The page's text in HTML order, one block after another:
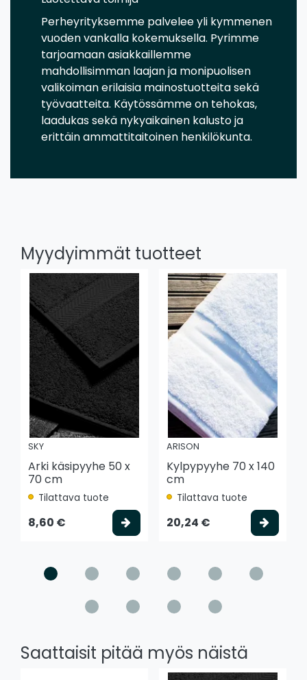
Perheyrityksemme palvelee yli kymmenen
vuoden vankalla kokemuksella. Pyrimme
tarjoamaan asiakkaillemme
mahdollisimman laajan ja monipuolisen
valikoiman erilaisia mainostuotteita sekä
työvaatteita. Käytössämme on tehokas,
laadukas sekä nykyaikainen kalusto ja
erittäin ammattitaitoinen henkilökunta.
Myydyimmät tuotteet
SKY
Arki käsipyyhe 50 x
70 cm
Tilattava tuote
8,60 € Valitse vaihtoehto
ARISON
Kylpypyyhe 70 x 140
cm
Tilattava tuote
20,24 €
Saattaisit pitää myös näistä